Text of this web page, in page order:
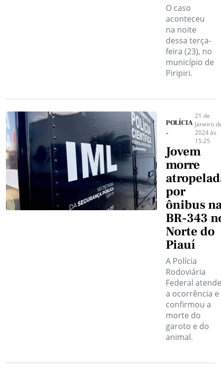
O caso
aconteceu
na noite
dessa terça-
feira (23), no
município de
Piripiri.
POLÍCIA
-
21 de
Janeiro
2024 às
15:25
Jovem
morre
por
ônibus
BR-343
Norte do
Piauí
A Polícia
Rodoviária
Federal
a ocorrência e
confirmou a
morte do
garoto e do
animal.